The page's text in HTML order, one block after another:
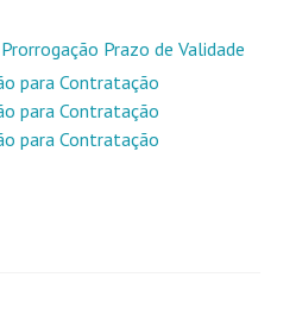
Prazo de Validade
para Contratação
para Contratação
para Contratação